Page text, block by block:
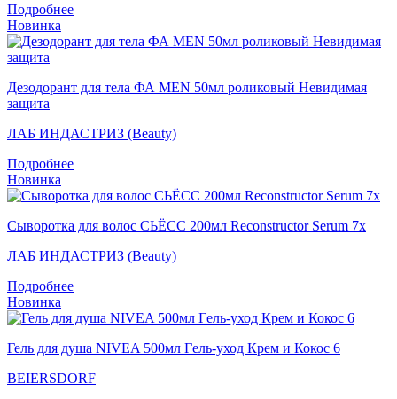
Подробнее
Новинка
Дезодорант для тела ФА MEN 50мл роликовый Невидимая
защита
ЛАБ ИНДАСТРИЗ (Beauty)
Подробнее
Новинка
Сыворотка для волос СЬЁСС 200мл Reconstructor Serum 7x
ЛАБ ИНДАСТРИЗ (Beauty)
Подробнее
Новинка
Гель для душа NIVEA 500мл Гeль-уход Крем и Кокос 6
BEIERSDORF